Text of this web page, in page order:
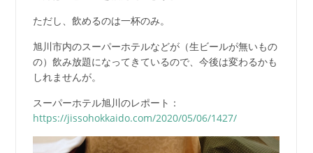
ただし、飲めるのは一杯のみ。
旭川市内のスーパーホテルなどが（生ビールが無いもの
の）飲み放題になってきているので、今後は変わるかも
しれませんが。
スーパーホテル旭川のレポート：
https://jissohokkaido.com/2020/05/06/1427/